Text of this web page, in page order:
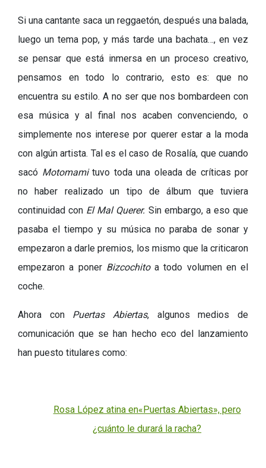
Si una cantante saca un reggaetón, después una balada,
luego un tema pop, y más tarde una bachata…, en vez
se pensar que está inmersa en un proceso creativo,
pensamos en todo lo contrario, esto es: que no
encuentra su estilo. A no ser que nos bombardeen con
esa música y al final nos acaben convenciendo, o
simplemente nos interese por querer estar a la moda
con algún artista. Tal es el caso de Rosalía, que cuando
sacó Motomamituvo toda una oleada de críticas por
no haber realizado un tipo de álbum que tuviera
continuidad con El Mal Querer. Sin embargo, a eso que
pasaba el tiempo y su música no paraba de sonar y
empezaron a darle premios, los mismo que la criticaron
empezaron a ponerBizcochitoa todo volumen en el
coche.
Ahora con Puertas Abiertas, algunos medios de
comunicación que se han hecho eco del lanzamiento
han puesto titulares como:
Rosa López atina en«Puertas Abiertas», pero
¿cuánto le durará la racha?